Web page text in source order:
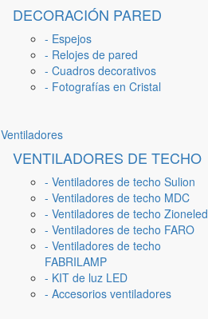
DECORACIÓN PARED
- Espejos
- Relojes de pared
- Cuadros decorativos
- Fotografías en Cristal
Ventiladores
VENTILADORES DE TECHO
- Ventiladores de techo Sulion
- Ventiladores de techo MDC
- Ventiladores de techo Zioneled
- Ventiladores de techo FARO
- Ventiladores de techo
FABRILAMP
- KIT de luz LED
- Accesorios ventiladores